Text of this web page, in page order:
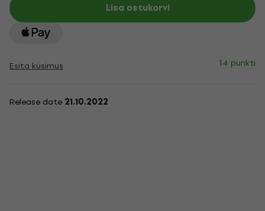
Lisa ostukorvi
Esita küsimus 14 punkti
Release date 21.10.2022